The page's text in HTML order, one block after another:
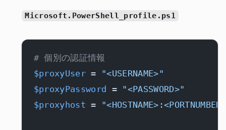
Microsoft.PowerShell_profile.ps1
# 個別の認証情報
$proxyUser = "<USERNAME>"
$proxyPassword = "<PASSWORD>"
$proxyhost =